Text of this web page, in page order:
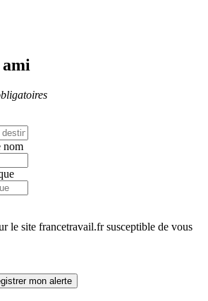
nom
le site francetravail.fr susceptible de vous
mon alerte